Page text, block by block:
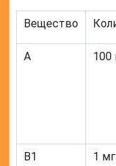
Вещество
А 100
В1 1 мг